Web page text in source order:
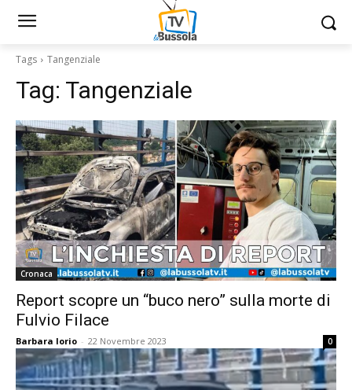
Tags Tangenziale
Tag: Tangenziale
Cronaca
Report scopre un “buco nero” sulla morte di
Fulvio Filace
Barbara Iorio - 22 Novembre 2023 0